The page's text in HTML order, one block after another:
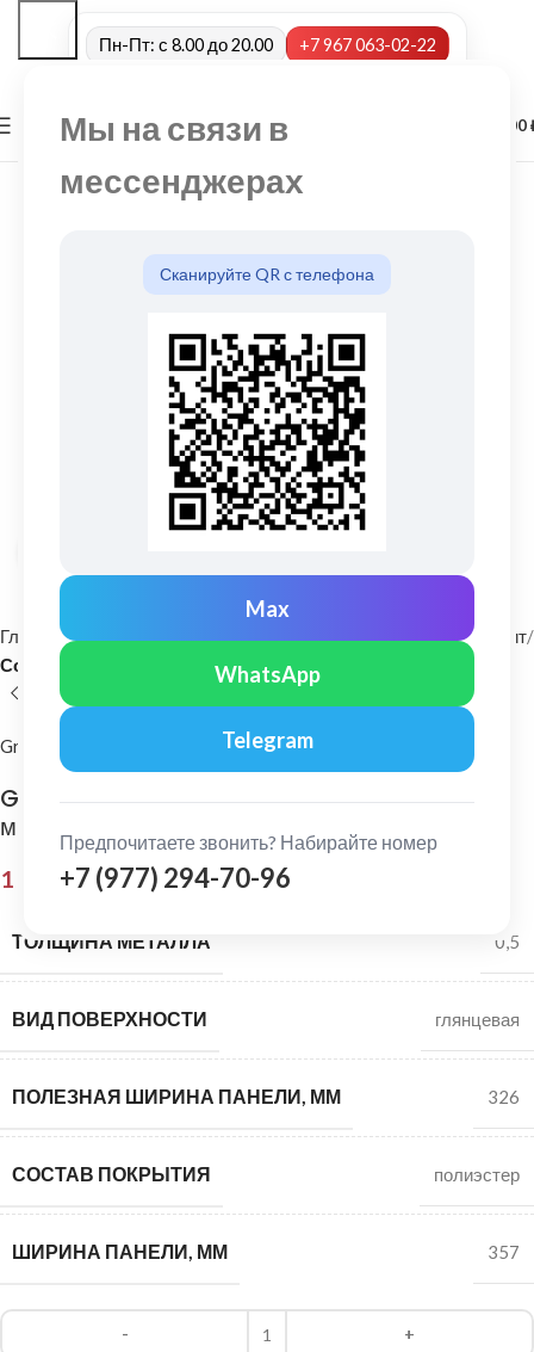
Мы на связи в
мессенджерах
Сканируйте QR с телефона
Max
WhatsApp
Telegram
Предпочитаете звонить? Набирайте номер
+7 (977) 294-70-96
Пн-Пт: с 8.00 до 20.00 +7 967 063-02-22
МЕНЮ 0,00
Главная Фасадные материалы Металлический сайдинг и софит
Софит
Grand Line
Grand Line: Софит без перфорации Satin 0,5
мм Ral 8004
1 135,00 ₽
ТОЛЩИНА МЕТАЛЛА 0,5
ВИД ПОВЕРХНОСТИ глянцевая
ПОЛЕЗНАЯ ШИРИНА ПАНЕЛИ, ММ 326
СОСТАВ ПОКРЫТИЯ полиэстер
ШИРИНА ПАНЕЛИ, ММ 357
Alternative: